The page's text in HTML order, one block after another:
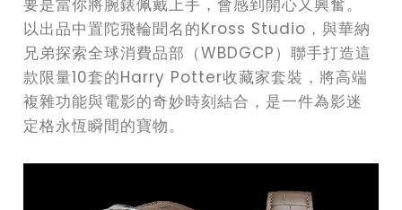
要是當你將腕錶佩戴上手，會感到開心又興奮。
以出品中置陀飛輪聞名的Kross Studio，與華納
兄弟探索全球消費品部（WBDGCP）聯手打造這
款限量10套的Harry Potter收藏家套裝，將高端
複雜功能與電影的奇妙時刻結合，是一件為影迷
定格永恆瞬間的寶物。